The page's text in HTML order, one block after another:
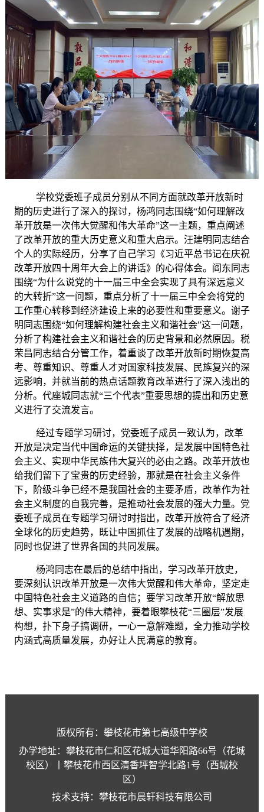
学校党委班子成员分别从不同方面就改革开放新时
期的历史进行了深入的探讨，杨鸿同志围绕“如何理解改
革开放是一次伟大觉醒和伟大革命”这一主题，重点阐述
了改革开放的重大历史意义和重大启示。汪建明同志结合
个人的实际经历，分享了自己学习《习近平总书记在庆祝
改革开放四十周年大会上的讲话》的心得体会。阎东同志
围绕“为什么说党的十一届三中全会实现了具有深远意义
的大转折”这一问题，重点分析了十一届三中全会将党的
工作重心转移到经济建设上来的必要性和重要意义。谢子
明同志围绕“如何理解构建社会主义和谐社会”这一问题，
分析了构建社会主义和谐社会的历史背景和必然原因。税
荣昌同志结合分管工作，着重谈了改革开放新时期恢复高
考、尊重知识、尊重人才对国家科技发展、民族复兴的深
远影响，并就当前的热点话题教育改革进行了深入浅出的
分析。代座城同志就“三个代表”重要思想的提出和历史意
义进行了交流发言。
经过专题学习研讨，党委班子成员一致认为，改革
开放是决定当代中国命运的关键抉择，是发展中国特色社
会主义、实现中华民族伟大复兴的必由之路。改革开放也
给我们留下了宝贵的历史经验，那就是在社会主义条件
下，阶级斗争已经不是我国社会的主要矛盾，改革作为社
会主义制度的自我完善，是推动社会发展的强大力量。党
委班子成员在专题学习研讨时指出，改革开放符合了经济
全球化的历史趋势，既让中国抓住了发展的战略机遇期，
同时也促进了世界各国的共同发展。
杨鸿同志在最后的总结中指出，学习改革开放史，
要深刻认识改革开放是一次伟大觉醒和伟大革命，坚定走
中国特色社会主义道路的自信；要学习改革开放“解放思
想、实事求是”的伟大精神，要着眼攀枝花“三圈层”发展
构想，扑下身子搞调研，一心一意解难题，全力推动学校
内涵式高质量发展，办好让人民满意的教育。
版权所有：攀枝花市第七高级中学校
办学地址：攀枝花市仁和区花城大道华阳路66号（花城
校区）丨攀枝花市西区清香坪智学北路1号（西城校
区）
技术支持：攀枝花市晨轩科技有限公司